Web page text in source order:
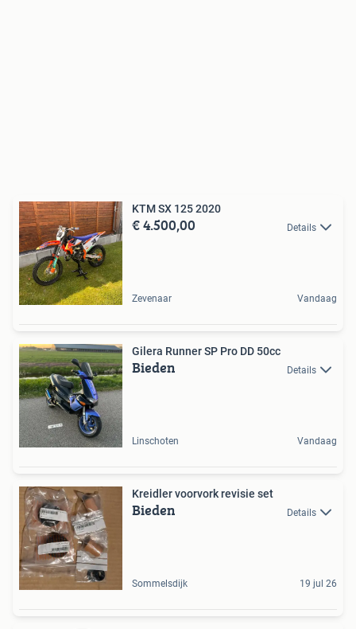
KTM SX 125 2020
€ 4.500,00 Details
Zevenaar Vandaag
Gilera Runner SP Pro DD 50cc
Bieden Details
Linschoten Vandaag
Kreidler voorvork revisie set
Bieden Details
Sommelsdijk 19 jul 26